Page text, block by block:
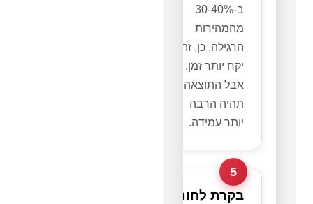
ב-30-40%
מהמהירות
הרגילה. כן, זה
יקח יותר זמן,
אבל התוצאה
תהיה הרבה
יותר עמידה.
5
בקרת לחות